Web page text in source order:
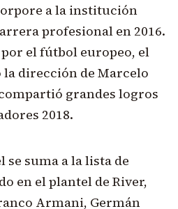
a la institución
profesional en 2016.
el fútbol europeo, el
la dirección de Marcelo
grandes logros
2018.
suma a la lista de
en el plantel de River,
Armani, Germán